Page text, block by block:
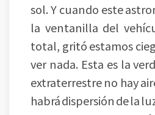
sol. Y cuando este
la ventanilla del
total, gritó estamos
ver nada. Esta es la
extraterrestre no hay
habrá dispersión de la